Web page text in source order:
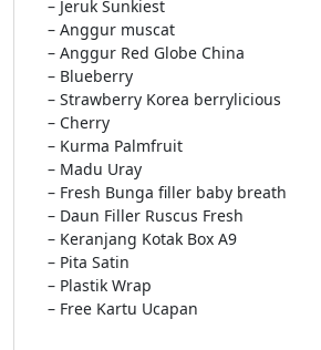
– Jeruk Sunkiest
– Anggur muscat
– Anggur Red Globe China
– Blueberry
– Strawberry Korea berrylicious
– Cherry
– Kurma Palmfruit
– Madu Uray
– Fresh Bunga filler baby breath
– Daun Filler Ruscus Fresh
– Keranjang Kotak Box A9
– Pita Satin
– Plastik Wrap
– Free Kartu Ucapan